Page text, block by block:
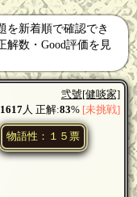
を新着順で確認でき
解数・Good評価を見
弐號[健啖家]
1617人 正解:83% [未挑戦]
物語性：１５票